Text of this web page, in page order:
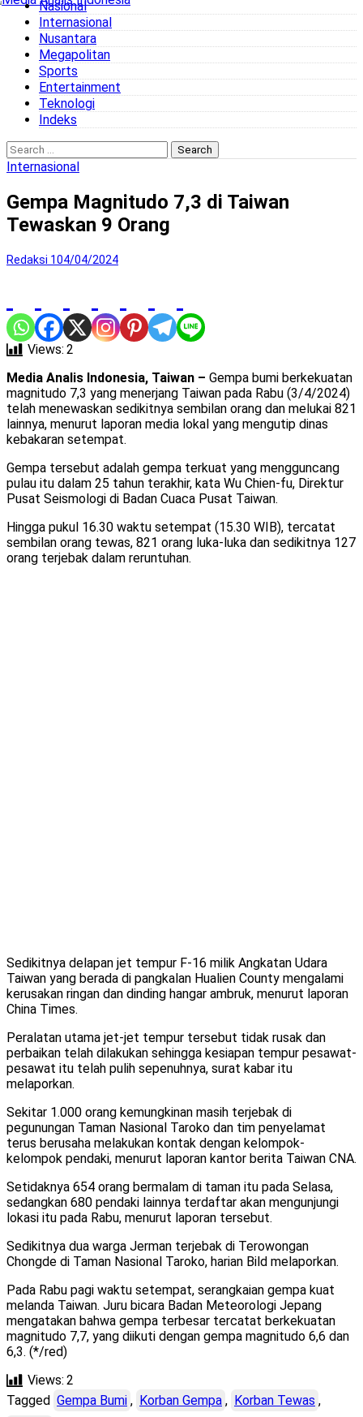
content
Nasional
Internasional
Nusantara
Megapolitan
Sports
Entertainment
Teknologi
Indeks
Search
for:
Internasional
Gempa Magnitudo 7,3 di Taiwan
Tewaskan 9 Orang
Redaksi 104/04/2024
Views: 2
Media Analis Indonesia, Taiwan – Gempa bumi berkekuatan
magnitudo 7,3 yang menerjang Taiwan pada Rabu (3/4/2024)
telah menewaskan sedikitnya sembilan orang dan melukai 821
lainnya, menurut laporan media lokal yang mengutip dinas
kebakaran setempat.
Gempa tersebut adalah gempa terkuat yang mengguncang
pulau itu dalam 25 tahun terakhir, kata Wu Chien-fu, Direktur
Pusat Seismologi di Badan Cuaca Pusat Taiwan.
Hingga pukul 16.30 waktu setempat (15.30 WIB), tercatat
sembilan orang tewas, 821 orang luka-luka dan sedikitnya 127
orang terjebak dalam reruntuhan.
Sedikitnya delapan jet tempur F-16 milik Angkatan Udara
Taiwan yang berada di pangkalan Hualien County mengalami
kerusakan ringan dan dinding hangar ambruk, menurut laporan
China Times.
Peralatan utama jet-jet tempur tersebut tidak rusak dan
perbaikan telah dilakukan sehingga kesiapan tempur pesawat-
pesawat itu telah pulih sepenuhnya, surat kabar itu
melaporkan.
Sekitar 1.000 orang kemungkinan masih terjebak di
pegunungan Taman Nasional Taroko dan tim penyelamat
terus berusaha melakukan kontak dengan kelompok-
kelompok pendaki, menurut laporan kantor berita Taiwan CNA.
Setidaknya 654 orang bermalam di taman itu pada Selasa,
sedangkan 680 pendaki lainnya terdaftar akan mengunjungi
lokasi itu pada Rabu, menurut laporan tersebut.
Sedikitnya dua warga Jerman terjebak di Terowongan
Chongde di Taman Nasional Taroko, harian Bild melaporkan.
Pada Rabu pagi waktu setempat, serangkaian gempa kuat
melanda Taiwan. Juru bicara Badan Meteorologi Jepang
mengatakan bahwa gempa terbesar tercatat berkekuatan
magnitudo 7,7, yang diikuti dengan gempa magnitudo 6,6 dan
6,3. (*/red)
Views: 2
Tagged Gempa Bumi , Korban Gempa , Korban Tewas ,